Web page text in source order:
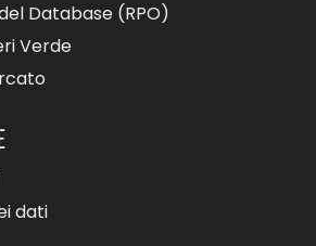
Database (RPO)
Verde
dati